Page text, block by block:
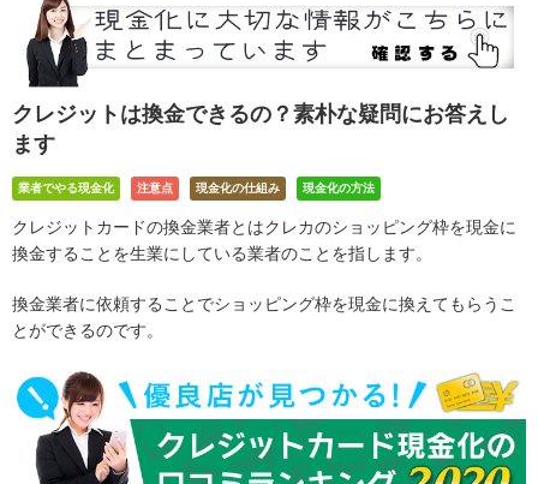
クレジットは換金できるの？素朴な疑問にお答えし
ます
業者でやる現金化 注意点 現金化の仕組み 現金化の方法
クレジットカードの換金業者とはクレカのショッピング枠を現金に
換金することを生業にしている業者のことを指します。
換金業者に依頼することでショッピング枠を現金に換えてもらうこ
とができるのです。